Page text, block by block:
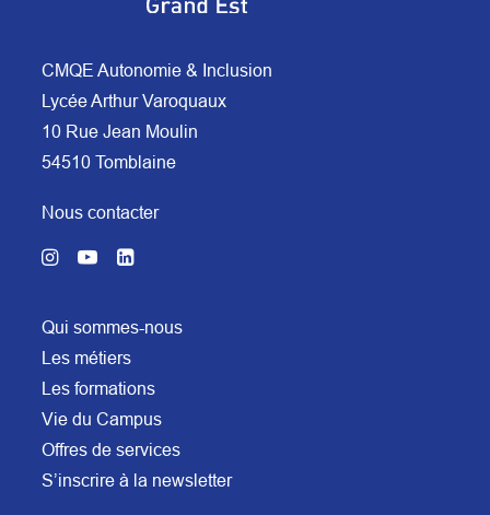
CMQE Autonomie & Inclusion
Lycée Arthur Varoquaux
10 Rue Jean Moulin
54510 Tomblaine
Nous contacter
Qui sommes-nous
Les métiers
Les formations
Vie du Campus
Offres de services
S’inscrire à la newsletter